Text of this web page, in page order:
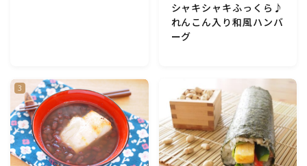
シャキシャキふっくら♪
れんこん入り和風ハンバ
ーグ